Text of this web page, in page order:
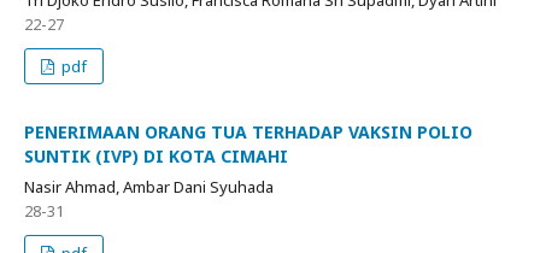
22-27
pdf
PENERIMAAN ORANG TUA TERHADAP VAKSIN POLIO
SUNTIK (IVP) DI KOTA CIMAHI
Nasir Ahmad, Ambar Dani Syuhada
28-31